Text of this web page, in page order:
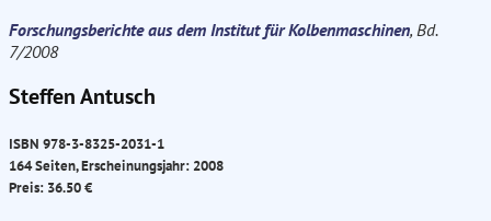
Forschungsberichte aus dem Institut für Kolbenmaschinen, Bd.
7/2008
Steffen Antusch
ISBN 978-3-8325-2031-1
164 Seiten, Erscheinungsjahr: 2008
Preis: 36.50 €